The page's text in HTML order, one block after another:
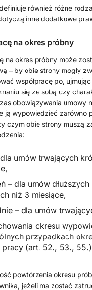
również różne
inne dodatkowe
na okres próbny
na okres próbny może
– by obie strony mogły
współpracę po,
się ze sobą czy
obowiązywania umowy
ją wypowiedzieć zarówno
czym obie strony muszą
umów trwających
– dla umów
niż 3 miesiące,
– dla umów
okresu
przypadkach
pracy (art. 52., 53.,
powtórzenia okresu
jeżeli ma zostać